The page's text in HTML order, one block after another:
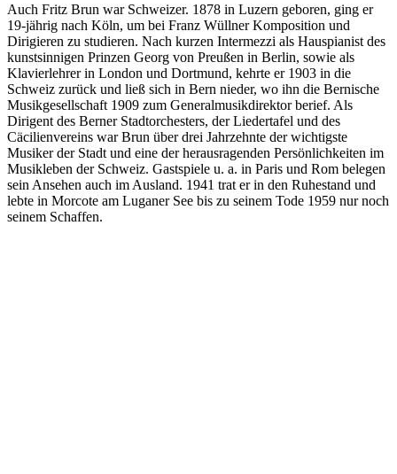
Auch Fritz Brun war Schweizer. 1878 in Luzern geboren, ging er
19-jährig nach Köln, um bei Franz Wüllner Komposition und
Dirigieren zu studieren. Nach kurzen Intermezzi als Hauspianist des
kunstsinnigen Prinzen Georg von Preußen in Berlin, sowie als
Klavierlehrer in London und Dortmund, kehrte er 1903 in die
Schweiz zurück und ließ sich in Bern nieder, wo ihn die Bernische
Musikgesellschaft 1909 zum Generalmusikdirektor berief. Als
Dirigent des Berner Stadtorchesters, der Liedertafel und des
Cäcilienvereins war Brun über drei Jahrzehnte der wichtigste
Musiker der Stadt und eine der herausragenden Persönlichkeiten im
Musikleben der Schweiz. Gastspiele u. a. in Paris und Rom belegen
sein Ansehen auch im Ausland. 1941 trat er in den Ruhestand und
lebte in Morcote am Luganer See bis zu seinem Tode 1959 nur noch
seinem Schaffen.